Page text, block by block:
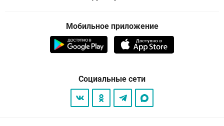
Мобильное приложение
Социальные сети